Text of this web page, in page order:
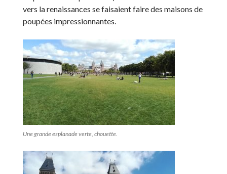
vers la renaissances se faisaient faire des maisons de
poupées impressionnantes.
Une grande esplanade verte, chouette.